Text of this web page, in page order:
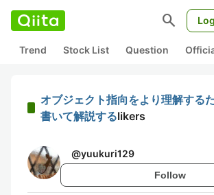
search
Trend Stock List Question
オブジェクト指向をより理解する
書いて解説するlikers
@yuukuri129
Follow